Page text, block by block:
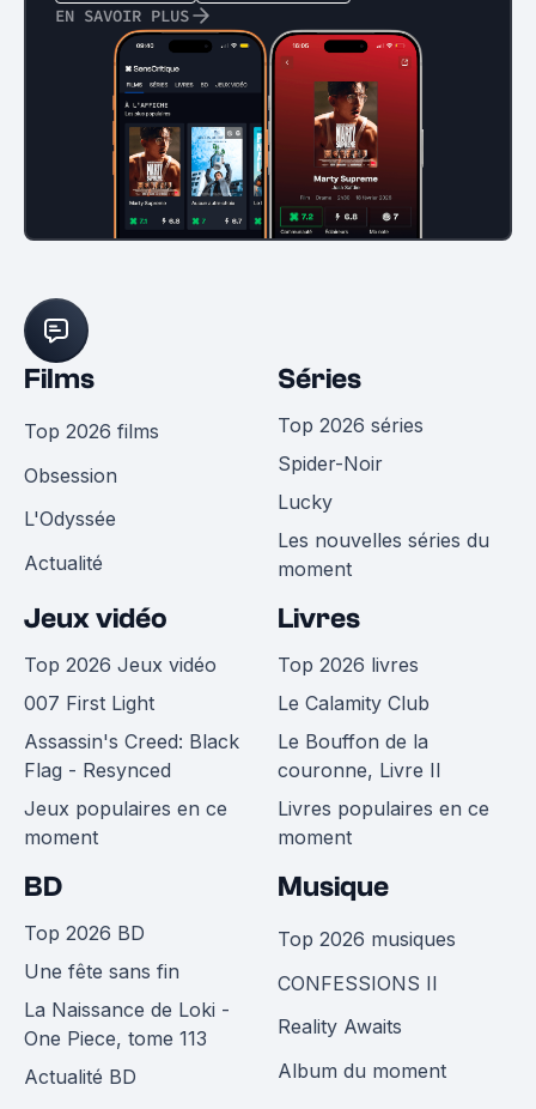
EN SAVOIR PLUS
Films
Top 2026 films
Obsession
L'Odyssée
Actualité
Séries
Top 2026 séries
Spider-Noir
Lucky
Les nouvelles séries du
moment
Jeux vidéo
Top 2026 Jeux vidéo
007 First Light
Assassin's Creed: Black
Flag - Resynced
Jeux populaires en ce
moment
Livres
Top 2026 livres
Le Calamity Club
Le Bouffon de la
couronne, Livre II
Livres populaires en ce
moment
BD
Top 2026 BD
Une fête sans fin
La Naissance de Loki -
One Piece, tome 113
Actualité BD
Musique
Top 2026 musiques
CONFESSIONS II
Reality Awaits
Album du moment